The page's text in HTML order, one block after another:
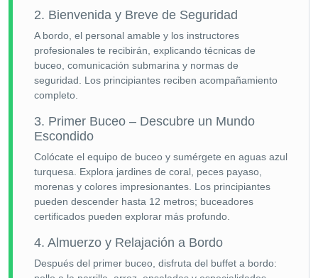
2. Bienvenida y Breve de Seguridad
A bordo, el personal amable y los instructores
profesionales te recibirán, explicando técnicas de
buceo, comunicación submarina y normas de
seguridad. Los principiantes reciben acompañamiento
completo.
3. Primer Buceo – Descubre un Mundo
Escondido
Colócate el equipo de buceo y sumérgete en aguas azul
turquesa. Explora jardines de coral, peces payaso,
morenas y colores impresionantes. Los principiantes
pueden descender hasta 12 metros; buceadores
certificados pueden explorar más profundo.
4. Almuerzo y Relajación a Bordo
Después del primer buceo, disfruta del buffet a bordo: